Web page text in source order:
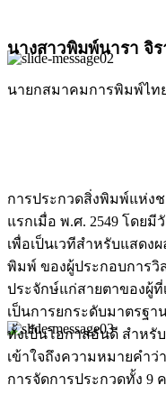
นางสาวพิมพ์นารา จิ
นายกสมาคมการพิมพ์ไท
การประกวดสิ่งพิมพ์แห่ง
แรกเมื่อ พ.ศ. 2549 โดย
เพื่อเป็นเวทีสำหรับแสด
พิมพ์ ของผู้ประกอบการวิ
ประจักษ์แก่สายตาของผู้ที่
เป็นการยกระดับมาตรฐ
ทั้งเป็นโอกาสอันดี สำหรั
เข้าใจถึงความหมายคำ
การจัดการประกวดทั้ง 9